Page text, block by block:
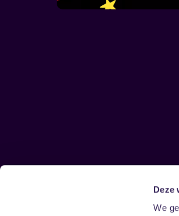
Deze
We